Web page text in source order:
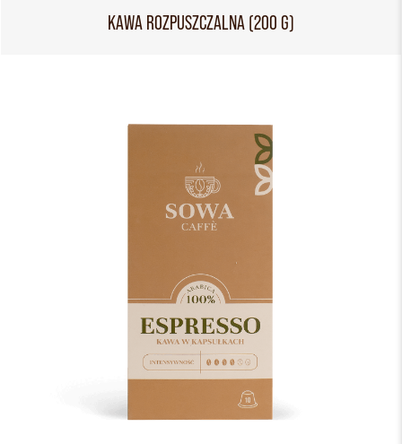
KAWA ROZPUSZCZALNA (200 G)